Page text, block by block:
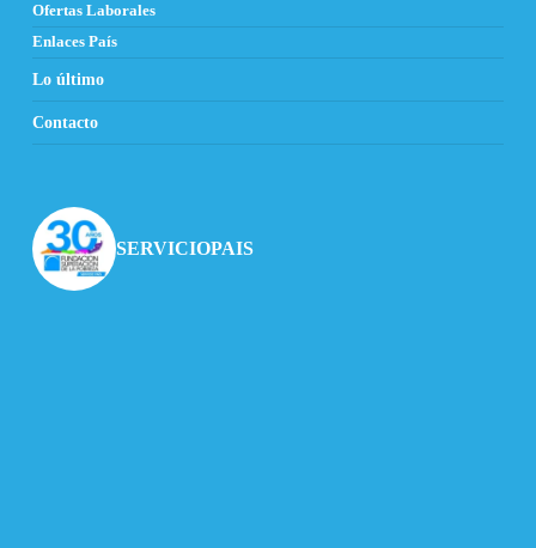
Ofertas Laborales
Enlaces País
Lo último
Contacto
SERVICIOPAIS